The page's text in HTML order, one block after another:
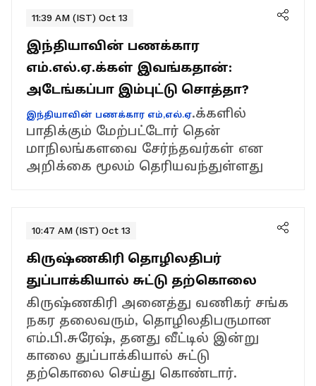
11:39 AM (IST) Oct 13
இந்தியாவின் பணக்கார
எம்.எல்.ஏ.க்கள் இவங்கதான்:
அடேங்கப்பா இம்புட்டு சொத்தா?
இந்தியாவின் பணக்கார எம்,எல்.ஏ.க்களில்
பாதிக்கும் மேற்பட்டோர் தென்
மாநிலங்களவை சேர்ந்தவர்கள் என
அறிக்கை மூலம் தெரியவந்துள்ளது
10:47 AM (IST) Oct 13
கிருஷ்ணகிரி தொழிலதிபர்
துப்பாக்கியால் சுட்டு தற்கொலை
கிருஷ்ணகிரி அனைத்து வணிகர் சங்க
நகர தலைவரும், தொழிலதிபருமான
எம்.பி.சுரேஷ், தனது வீட்டில் இன்று
காலை துப்பாக்கியால் சுட்டு
தற்கொலை செய்து கொண்டார்.